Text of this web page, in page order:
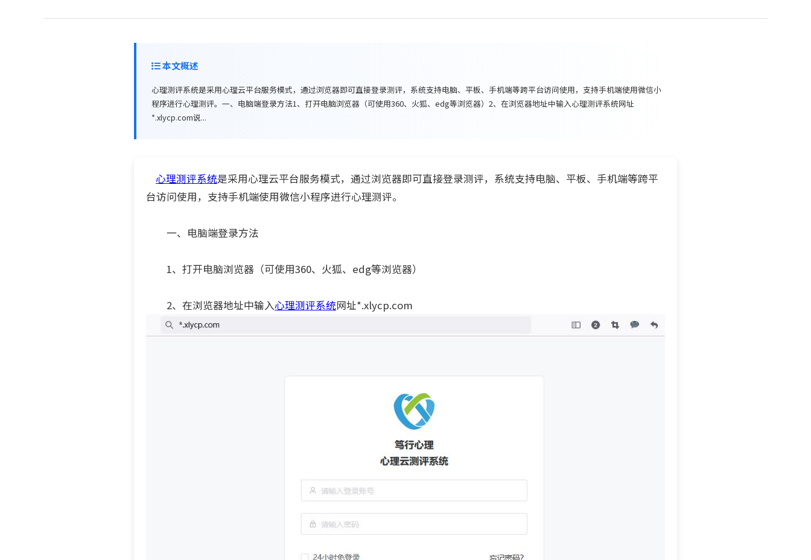
本文概述
心理测评系统是采用心理云平台服务模式，通过浏览器即可直接登录测评，系统支持电脑、平板、手机端等跨平台访问使用，支持手机端使用微信小
程序进行心理测评。一、电脑端登录方法1、打开电脑浏览器（可使用360、火狐、edg等浏览器）2、在浏览器地址中输入心理测评系统网址
*.xlycp.com说...
心理测评系统是采用心理云平台服务模式，通过浏览器即可直接登录测评，系统支持电脑、平板、手机端等跨平
台访问使用，支持手机端使用微信小程序进行心理测评。
一、电脑端登录方法
1、打开电脑浏览器（可使用360、火狐、edg等浏览器）
2、在浏览器地址中输入心理测评系统网址*.xlycp.com